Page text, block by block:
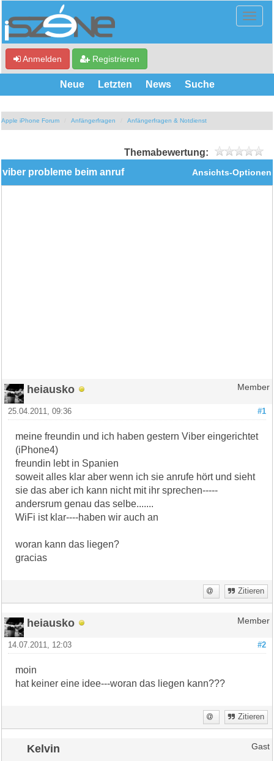
Anmelden Registrieren
Neue Letzten News Suche
Apple iPhone Forum Anfängerfragen Anfängerfragen & Notdienst
Themabewertung:
Ansichts-Optionen
viber probleme beim anruf
heiausko Member
#1
25.04.2011, 09:36
meine freundin und ich haben gestern Viber eingerichtet
(iPhone4)
freundin lebt in Spanien
soweit alles klar aber wenn ich sie anrufe hört und sieht
sie das aber ich kann nicht mit ihr sprechen-----
andersrum genau das selbe.......
WiFi ist klar----haben wir auch an
woran kann das liegen?
gracias
Zitieren
heiausko Member
#2
14.07.2011, 12:03
moin
hat keiner eine idee---woran das liegen kann???
Zitieren
Kelvin Gast